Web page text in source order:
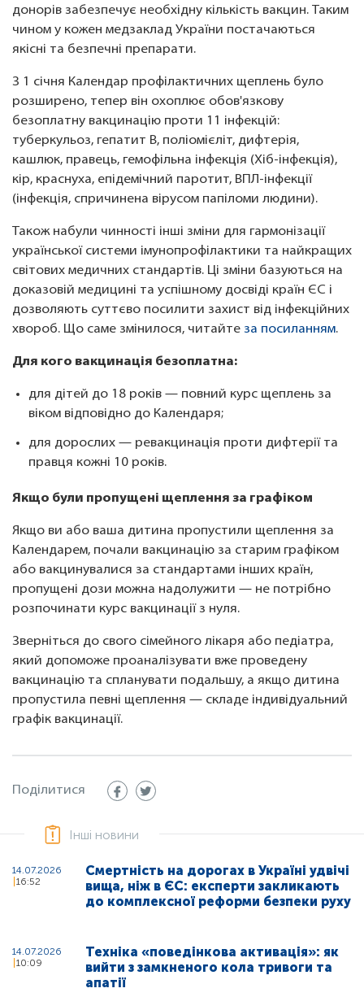
донорів забезпечує необхідну кількість вакцин. Таким
чином у кожен медзаклад України постачаються
якісні та безпечні препарати.
З 1 січня Календар профілактичних щеплень було
розширено, тепер він охоплює обов'язкову
безоплатну вакцинацію проти 11 інфекцій:
туберкульоз, гепатит B, поліомієліт, дифтерія,
кашлюк, правець, гемофільна інфекція (Хіб-інфекція),
кір, краснуха, епідемічний паротит, ВПЛ-інфекції
(інфекція, спричинена вірусом папіломи людини).
Також набули чинності інші зміни для гармонізації
української системи імунопрофілактики та найкращих
світових медичних стандартів. Ці зміни базуються на
доказовій медицині та успішному досвіді країн ЄС і
дозволяють суттєво посилити захист від інфекційних
хвороб. Що саме змінилося, читайте за посиланням.
Для кого вакцинація безоплатна:
для дітей до 18 років — повний курс щеплень за
віком відповідно до Календаря;
️для дорослих — ревакцинація проти дифтерії та
правця кожні 10 років.
Якщо були пропущені щеплення за графіком
Якщо ви або ваша дитина пропустили щеплення за
Календарем, почали вакцинацію за старим графіком
або вакцинувалися за стандартами інших країн,
пропущені дози можна надолужити — не потрібно
розпочинати курс вакцинації з нуля.
Зверніться до свого сімейного лікаря або педіатра,
який допоможе проаналізувати вже проведену
вакцинацію та спланувати подальшу, а якщо дитина
пропустила певні щеплення — складе індивідуальний
графік вакцинації.
Поділитися
Інші новини
14.07.2026
16:52
Смертність на дорогах в Україні удвічі
вища, ніж в ЄС: експерти закликають
до комплексної реформи безпеки руху
14.07.2026
10:09
Техніка «поведінкова активація»: як
вийти з замкненого кола тривоги та
апатії